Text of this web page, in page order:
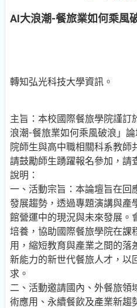
AI大浪潮-餐旅業如何乘風
轉知弘光科技大學資訊。
主旨：本校國際餐旅學院謹訂
浪潮-餐旅業如何乘風破浪」
院師生與高中職相關科系教師
請鼓勵師生踴躍報名參加，請
說明：
一、活動宗旨：本論壇旨在回
發展趨勢，透過專題演講與產
館營運中的現況與未來發展。
培養，協助國際餐旅學院在課
用，縮短教育與產業之間的落
新能力的新世代餐旅人才，以
求。
二、活動邀請國內、外餐旅領
術應用、永續餐飲及產業新趨